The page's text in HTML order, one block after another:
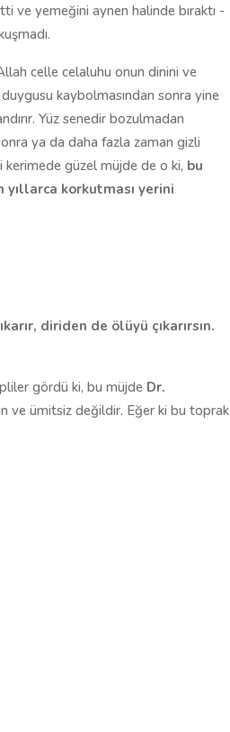
ve yemeğini aynen halinde bıraktı -
celle celaluhu onun dinini ve
kaybolmasından sonra yine
Yüz senedir bozulmadan
ya da daha fazla zaman gizli
güzel müjde de o ki, bu
korkutması yerini
diriden de ölüyü çıkarırsın.
gördü ki, bu müjde Dr.
ve ümitsiz değildir. Eğer ki bu toprak